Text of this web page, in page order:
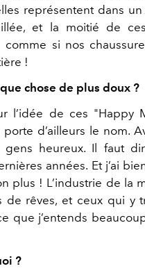
représentent dans
et la moitié de
si nos
!
chose de plus doux ?
l’idée de ces "Happy
d’ailleurs le nom.
gens heureux. Il faut
années. Et j’ai
plus ! L’industrie de la
rêves, et ceux qui y
que j’entends
?